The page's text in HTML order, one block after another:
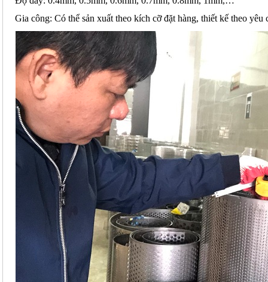
Gia công: Có thể sản xuất theo kích cỡ đặt hàng, thiết kế theo